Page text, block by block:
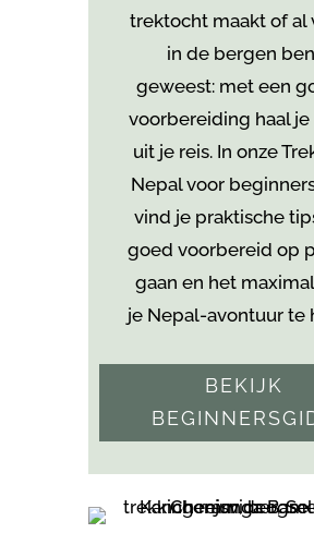
trektocht maakt of al
in de bergen
geweest: met een
voorbereiding haal
uit je reis. In onze
Nepal voor
vind je praktische
goed voorbereid op
gaan en het
je Nepal-avontuur te
BEKIJK